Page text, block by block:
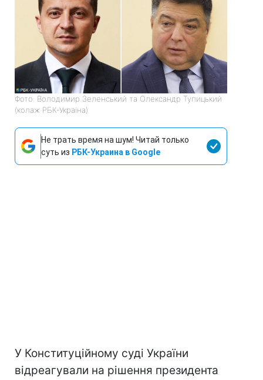
Фото: Володимир Зеленський та Олександр Тупицький
(колаж РБК-Україна)
Не трать время на шум! Читай только
суть из РБК-Украина в Google
У Конституційному суді України
відреагували на рішення президента